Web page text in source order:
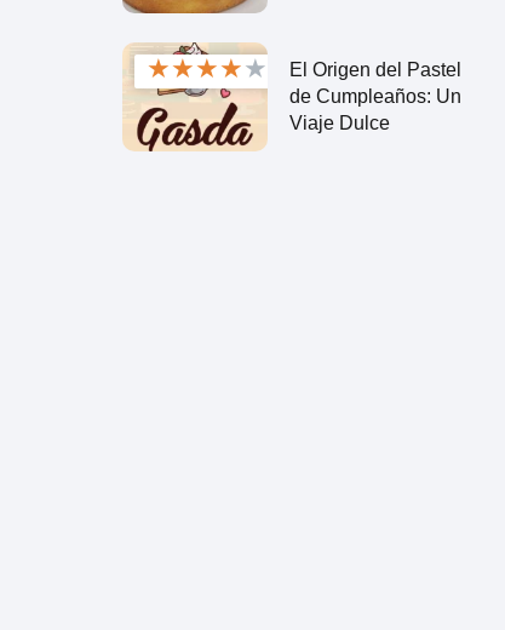
★★★★★
El Origen del Pastel
de Cumpleaños: Un
Viaje Dulce